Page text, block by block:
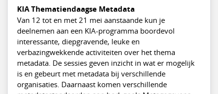
KIA Thematiendaagse Metadata
Van 12 tot en met 21 mei aanstaande kun je
deelnemen aan een KIA-programma boordevol
interessante, diepgravende, leuke en
verbazingwekkende activiteiten over het thema
metadata. De sessies geven inzicht in wat er mogelijk
is en gebeurt met metadata bij verschillende
organisaties. Daarnaast komen verschillende